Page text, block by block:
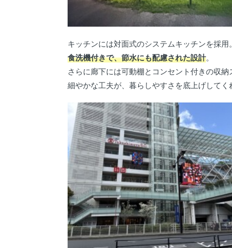
キッチンには対面式のシステムキッチンを採用。
食洗機付きで、節水にも配慮された設計。
さらに廊下には可動棚とコンセント付きの収
細やかな工夫が、暮らしやすさを底上げしてく